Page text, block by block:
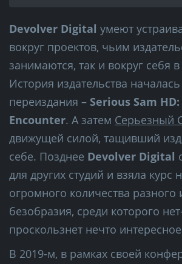
Devolver Digital умеют
вокруг проектов, чьим
занимаются, так и вокруг себя
История издательства
переиздания – Serious Sam
Encounter. А затем Серьезный
движущей силой, тащивший
себе. Позднее Devolver Digital
для других студий и взяла курс
огромного количества разного
безобразия, среди которого
проскользнет нечто
В 2019-м, в рамках своей